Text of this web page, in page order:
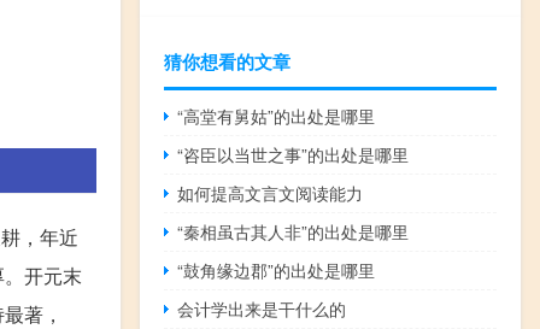
，年近
开元末
著，
猜你想看的文章
“高堂有舅姑”的出处是哪里
“咨臣以当世之事”的出处是哪里
如何提高文言文阅读能力
“秦相虽古其人非”的出处是哪里
“鼓角缘边郡”的出处是哪里
会计学出来是干什么的